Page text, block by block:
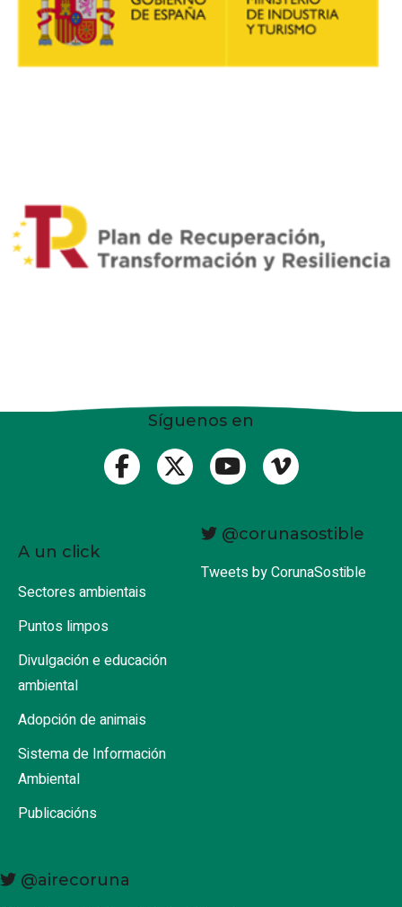
Síguenos en
A un click
Sectores ambientais
Puntos limpos
Divulgación e educación
ambiental
Adopción de animais
Sistema de Información
Ambiental
Publicacións
@corunasostible
Tweets by CorunaSostible
@airecoruna